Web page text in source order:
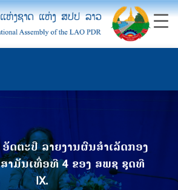
ດຕະປື​ ລາຍງານຜົນສໍາເລັດກອງ
າມັນເທື່ອທີ 4​ ຂອງ​ ສພຊ​ ຊຸດທີ​
IX.